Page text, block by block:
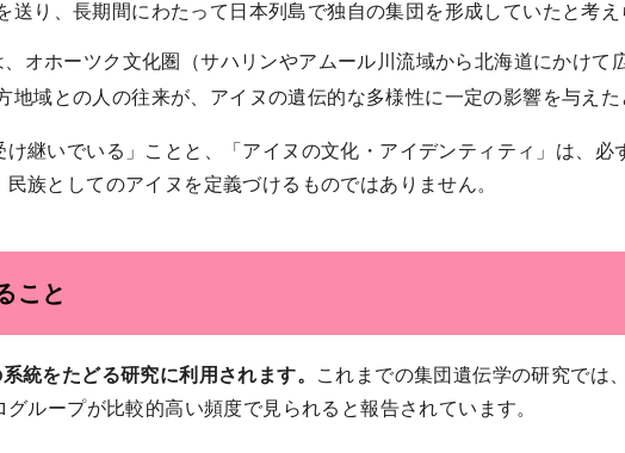
り、長期間にわたって日本列島で独自の集団を形成していたと考え
オホーツク文化圏（サハリンやアムール川流域から北海道にかけて
域との人の往来が、アイヌの遺伝的な多様性に一定の影響を与えた
継いでいる」ことと、「アイヌの文化・アイデンティティ」は、
族としてのアイヌを定義づけるものではありません。
こと
統をたどる研究に利用されます。
これまでの集団遺伝学の研究では
ループが比較的高い頻度で見られると報告されています。